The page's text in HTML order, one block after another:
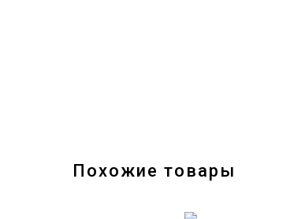
Похожие товары